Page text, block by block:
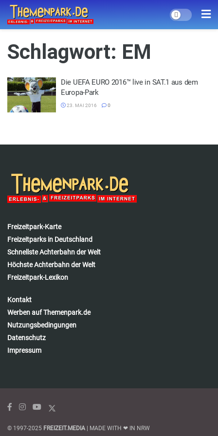
Schlagwort: EM
Die UEFA EURO 2016™ live in SAT.1 aus dem
Europa-Park
23. MAI 2016 0
Freizeitpark-Karte
Freizeitparks in Deutschland
Schnellste Achterbahn der Welt
Höchste Achterbahn der Welt
Freizeitpark-Lexikon
Kontakt
Werben auf Themenpark.de
Nutzungsbedingungen
Datenschutz
Impressum
© 1997-2025 FREIZEIT.MEDIA | MADE WITH ❤ IN NRW